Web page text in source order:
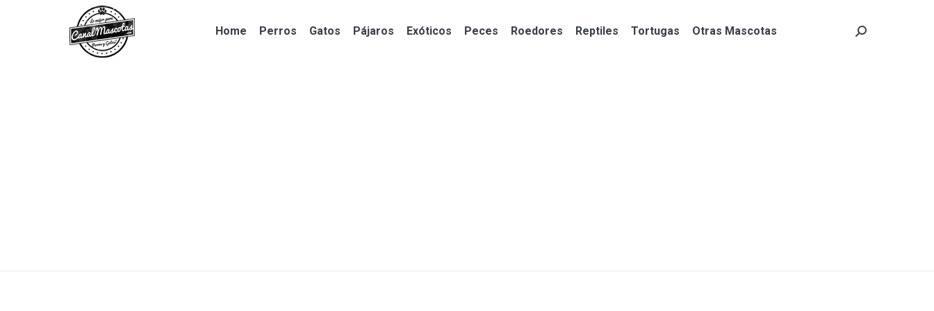
Home Perros Gatos Pájaros Exóticos Peces Roedores Reptiles Tortugas Otras Mascotas Search:
Home Perros Gatos Pájaros Exóticos Peces Roedores Reptiles Tortugas Otras Mascotas Search: